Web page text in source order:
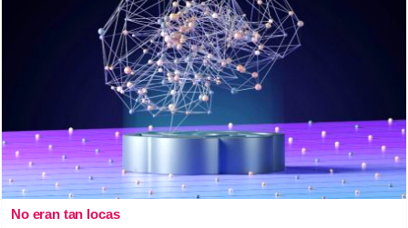
No eran tan locas